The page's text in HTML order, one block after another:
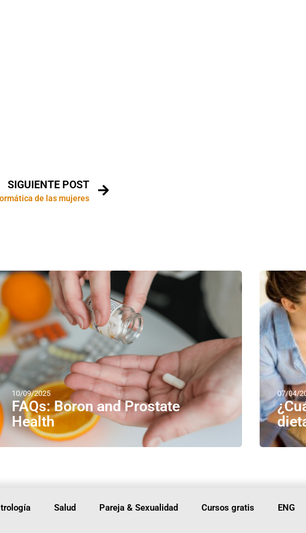
SIGUIENTE POST
de las mujeres
10/09/2025
FAQs: Boron and Prostate
Health
07/04/
Salud Pareja & Sexualidad Cursos gratis ENG